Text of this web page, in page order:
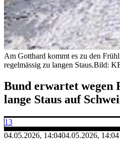
Am Gotthard kommt es zu den
regelmässig zu langen Staus.Bild:
Bund erwartet wegen
lange Staus auf
13
04.05.2026, 14:0404.05.2026, 14:04